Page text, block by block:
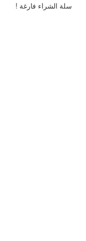
سلة الشراء فارغة !